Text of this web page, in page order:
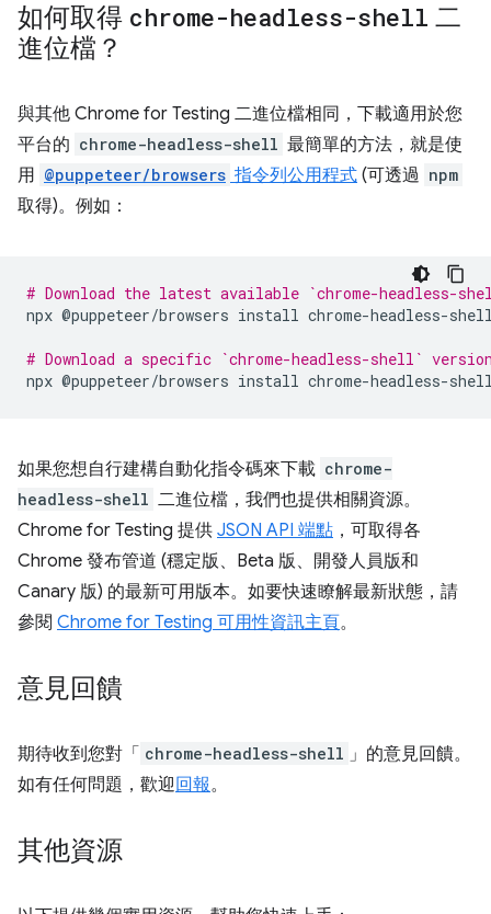
如何取得 chrome-headless-shell 二
進位檔？
與其他 Chrome for Testing 二進位檔相同，下載適用於您
平台的 chrome-headless-shell 最簡單的方法，就是使
用 @puppeteer/browsers 指令列公用程式 (可透過 npm
取得)。例如：
# Download the latest available `chrome-headless-
npx @puppeteer/browsers install chrome-headless-
# Download a specific `chrome-headless-shell`
npx @puppeteer/browsers install
如果您想自行建構自動化指令碼來下載 chrome-
headless-shell 二進位檔，我們也提供相關資源。
Chrome for Testing 提供 JSON API 端點 ，可取得各
Chrome 發布管道 (穩定版、Beta 版、開發人員版和
Canary 版) 的最新可用版本。如要快速瞭解最新狀態，請
參閱 Chrome for Testing 可用性資訊主頁。
意見回饋
期待收到您對「 chrome-headless-shell 」的意見回饋。
如有任何問題，歡迎回報。
其他資源